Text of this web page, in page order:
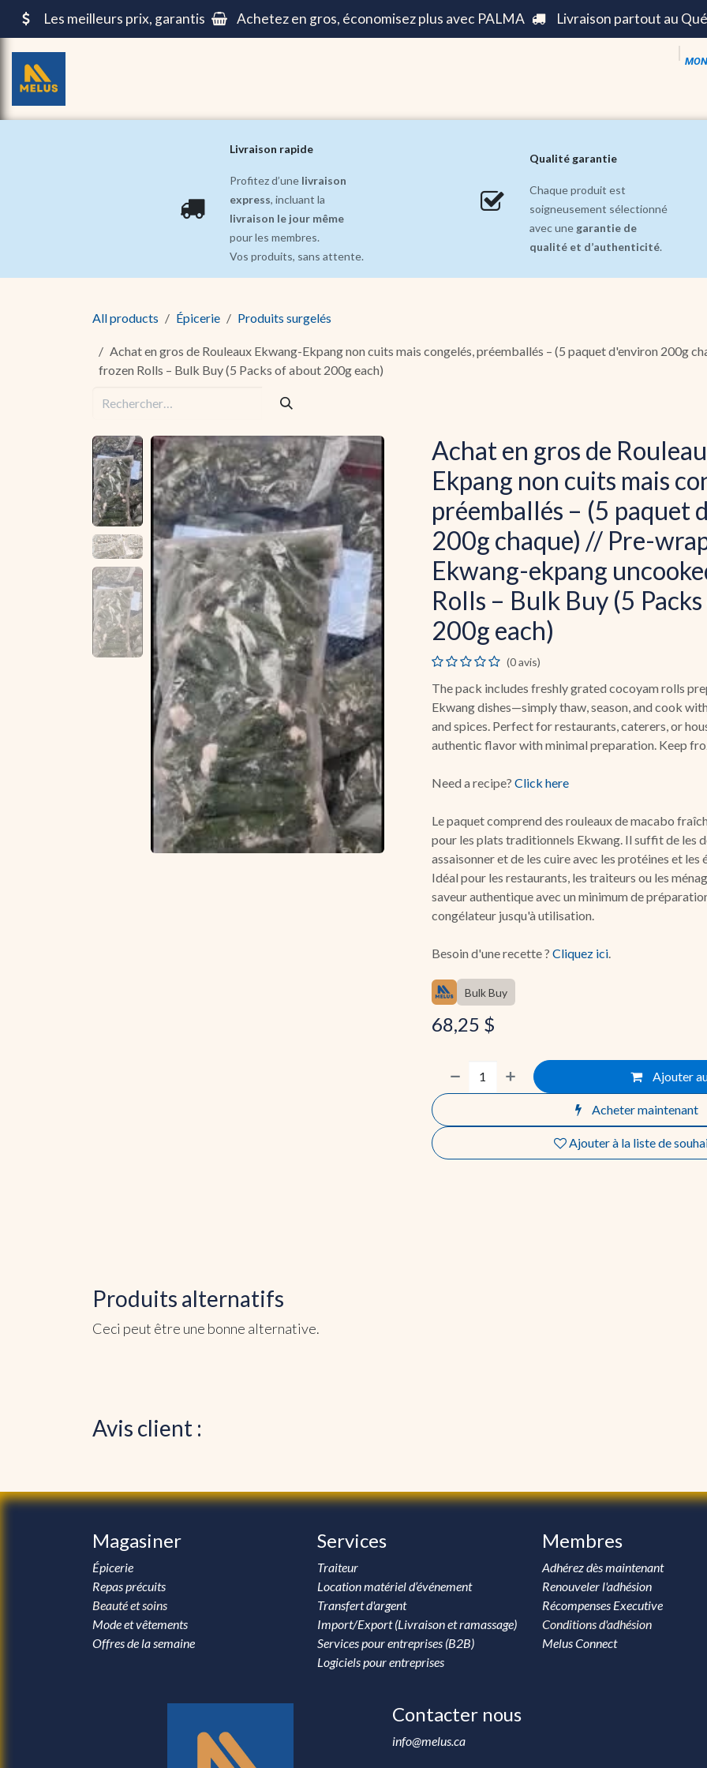
Se rendre au contenu
Les meilleurs prix, garantis Achetez en gros, économisez plus avec PALMA Livraison partout au
Épicerie
Livraison rapide
Profitez d’une livraison
express, incluant la
livraison le jour même
pour les membres.
Vos produits, sans attente.
Qualité garantie
Chaque produit est
soigneusement sélectionné
avec une garantie de
qualité et d’authenticité.
All products Épicerie Produits surgelés
Achat en gros de Rouleaux Ekwang-Ekpang non cuits mais congelés, préemballés – (5 paquet d'environ 200g
frozen Rolls – Bulk Buy (5 Packs of about 200g each)
Achat en gros de
Ekpang non cuits mais
préemballés – (5 paquet
200g chaque) // Pre-
Ekwang-ekpang
Rolls – Bulk Buy (5
200g each)
(0 avis)
The pack includes freshly grated cocoyam rolls
Ekwang dishes—simply thaw, season, and cook
and spices. Perfect for restaurants, caterers, or
authentic flavor with minimal preparation. Keep
Need a recipe? Click here
Le paquet comprend des rouleaux de macabo
pour les plats traditionnels Ekwang. Il suffit de les
assaisonner et de les cuire avec les protéines et les
Idéal pour les restaurants, les traiteurs ou les
saveur authentique avec un minimum de
congélateur jusqu'à utilisation.
Besoin d'une recette ? Cliquez ici.
Bulk Buy
68,25 $
Ajouter
Acheter maintenant
Ajouter à la liste de
Produits alternatifs
Ceci peut être une bonne alternative.
Avis client :
Magasiner
Épicerie
Repas précuits
Beauté et soins
Mode et vêtements
Offres de la semaine
Services
Traiteur
Location matériel d’événement
Transfert d'argent
Import/Export (Livraison et ramassage)
Services pour entreprises (B2B)
Logiciels pour entreprises
Membres
Adhérez dès maintenant
Renouveler l'adhésion
Récompenses Executive
Conditions d'adhésion
Melus Connect
Contacter nous
info@melus.ca